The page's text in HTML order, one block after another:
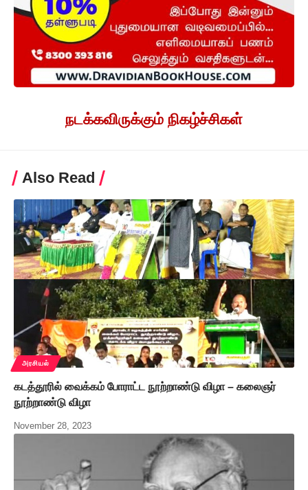
நடக்கவிருக்கும் நிகழ்ச்சிகள்
Also Read
அரசியல்
கடத்தூரில் வைக்கம் போராட்ட நூற்றாண்டு விழா – கலைஞர்
நூற்றாண்டு விழா
November 28, 2023